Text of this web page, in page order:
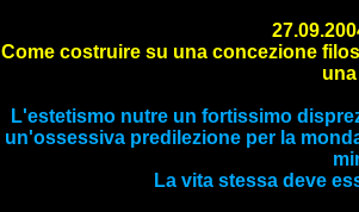
Come costruire su una concezione
L'estetismonutre un fortissimo
un'ossessiva predilezione per la
La vita stessa deve